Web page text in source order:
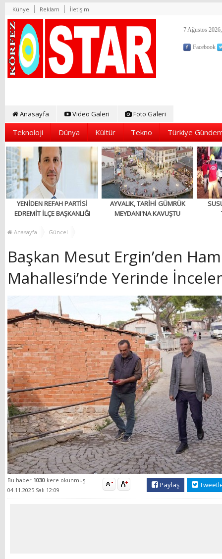
Künye Reklam İletişim
7 Ağustos
Facebook
Anasayfa Video Galeri Foto Galeri
Teknoloji Dünya Kültür Tekno Türkiye
YENİDEN REFAH PARTİSİ
EDREMİT İLÇE BAŞKANLIĞI
AÇILIYOR!
AYVALIK, TARİHİ GÜMRÜK
MEYDANI'NA KAVUŞTU
Anasayfa Güncel
Başkan Mesut Ergin’den
Mahallesi’nde Yerinde
Bu haber 1030 kere okunmuş.
04.11.2025 Salı 12:09
Paylaş